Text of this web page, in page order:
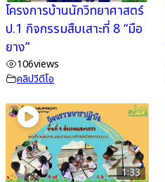
โครงการบ้านนักวิทยาศาสตร์
ป.1 กิจกรรมสืบเสาะที่ 8 “มือ
ยาง”
106views
คลิปวีดีโอ
1:33